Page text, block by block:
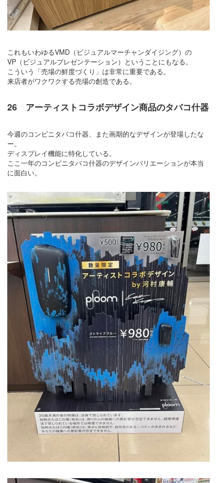
これもいわゆるVMD（ビジュアルマーチャンダイジング）の
VP（ビジュアルプレゼンテーション）ということにもなる。
こういう「売場の鮮度づくり」は非常に重要である。
来店者がワクワクする売場の創造である。
26 アーティストコラボデザイン商品のタバコ什器
今週のコンビニタバコ什器、また画期的なデザインが登場したな
ー。
ディスプレイ機能に特化している。
ここ一年のコンビニタバコ什器のデザインバリエーションが本当
に面白い。